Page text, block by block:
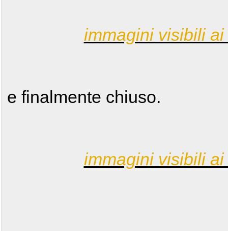
immagini visibili
e finalmente chiuso.
immagini visibili